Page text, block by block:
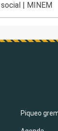
| MINEM
Piqueo